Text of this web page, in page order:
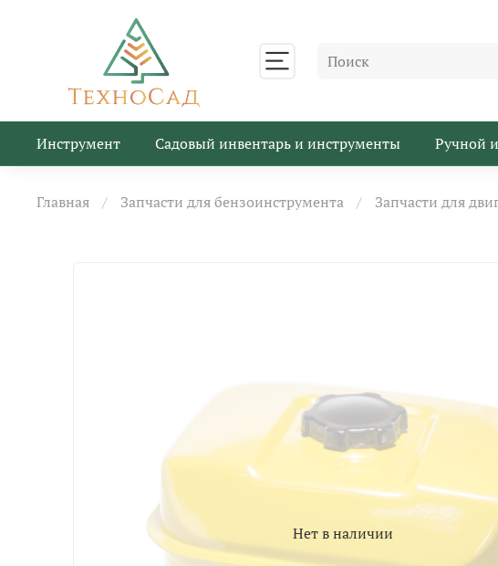
Инструмент Садовый инвентарь и инструменты Ручной
Главная Запчасти для бензоинструмента Запчасти для
Нет в наличии